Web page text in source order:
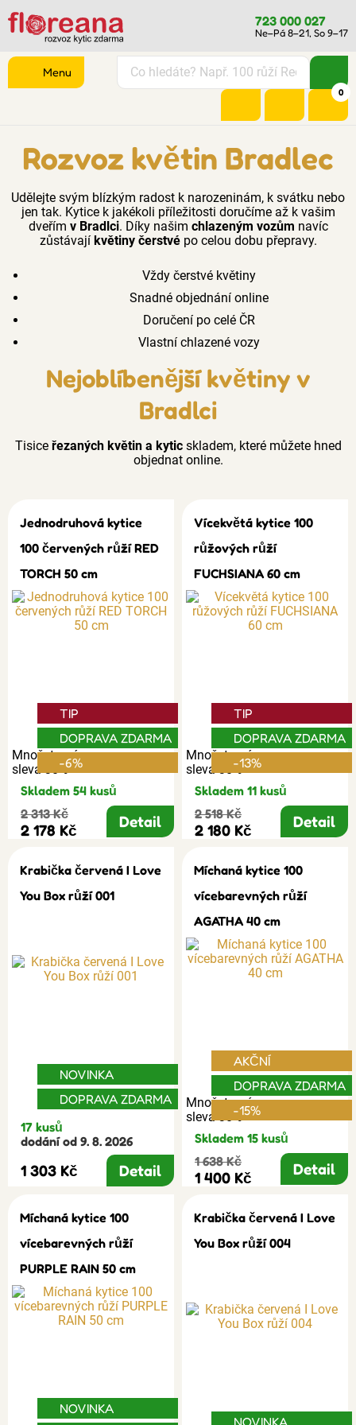
723 000 027
Ne–Pá 8–21, So 9–17
0
Menu
Rozvoz květin Bradlec
Udělejte svým blízkým radost k narozeninám, k svátku nebo
jen tak. Kytice k jakékoli příležitosti doručíme až k vašim
dveřím v Bradlci. Díky našim chlazeným vozům navíc
zůstávají květiny čerstvépo celou dobu přepravy.
Vždy čerstvé květiny
Snadné objednání online
Doručení po celé ČR
Vlastní chlazené vozy
Nejoblíbenější květiny v
Bradlci
Tisice řezaných květin a kyticskladem, které můžete hned
objednat online.
Jednodruhová kytice
100 červených růží RED
TORCH 50 cm
Množstevní
sleva 30%
TIP
DOPRAVA ZDARMA
-6%
Skladem 54 kusů
2 313 Kč
2 178 Kč Detail
Vícekvětá kytice 100
růžových růží
FUCHSIANA 60 cm
Množstevní
sleva 30%
TIP
DOPRAVA ZDARMA
-13%
Skladem 11 kusů
2 518 Kč
2 180 Kč Detail
Krabička červená I Love
You Box růží 001
NOVINKA
DOPRAVA ZDARMA
17 kusů
dodání od 9. 8. 2026
1 303 Kč Detail
Míchaná kytice 100
vícebarevných růží
AGATHA 40 cm
Množstevní
sleva 30%
AKČNÍ
DOPRAVA ZDARMA
-15%
Skladem 15 kusů
1 638 Kč
1 400 Kč Detail
Míchaná kytice 100
vícebarevných růží
PURPLE RAIN 50 cm
NOVINKA
Krabička červená I Love
You Box růží 004
NOVINKA